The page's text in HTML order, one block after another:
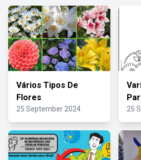
Vários Tipos De
Flores
25 September 2024 25